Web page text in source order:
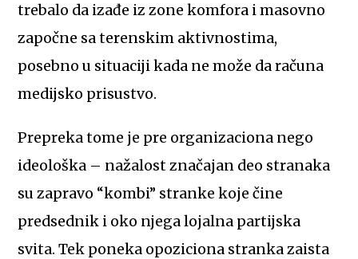
trebalo da izađe iz zone komfora i masovno
započne sa terenskim aktivnostima,
posebno u situaciji kada ne može da računa
medijsko prisustvo.
Prepreka tome je pre organizaciona nego
ideološka – nažalost značajan deo stranaka
su zapravo “kombi” stranke koje čine
predsednik i oko njega lojalna partijska
svita. Tek poneka opoziciona stranka zaista